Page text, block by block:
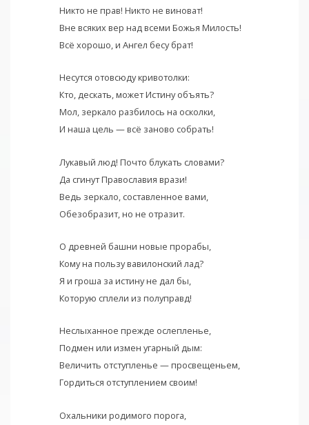
Никто не прав! Никто не виноват!
Вне всяких вер над всеми Божья Милость!
Всё хорошо, и Ангел бесу брат!
Несутся отовсюду кривотолки:
Кто, дескать, может Истину объять?
Мол, зеркало разбилось на осколки,
И наша цель — всё заново собрать!
Лукавый люд! Почто блукать словами?
Да сгинут Православия врази!
Ведь зеркало, составленное вами,
Обезобразит, но не отразит.
О древней башни новые прорабы,
Кому на пользу вавилонский лад?
Я и гроша за истину не дал бы,
Которую сплели из полуправд!
Неслыханное прежде ослепленье,
Подмен или измен угарный дым:
Величить отступленье — просвещеньем,
Гордиться отступлением своим!
Охальники родимого порога,